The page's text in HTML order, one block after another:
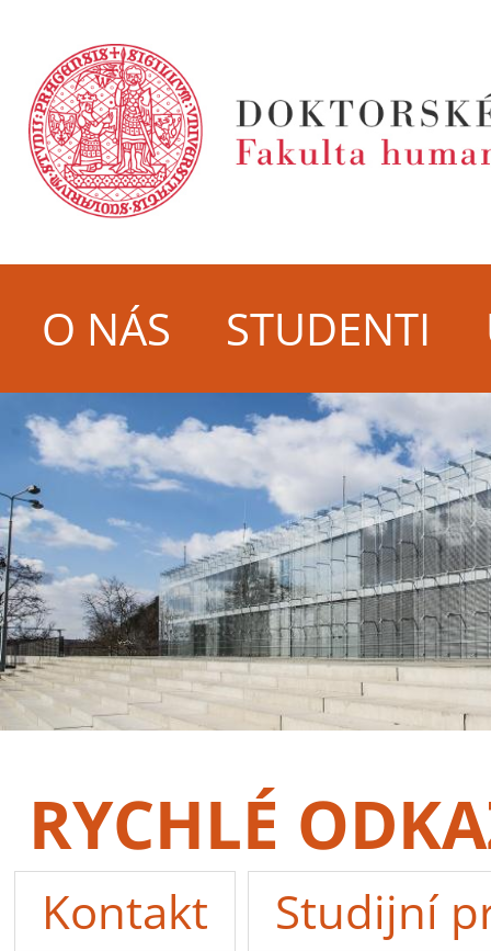
O NÁS STUDENTI
RYCHLÉ
Kontakt
Studijní